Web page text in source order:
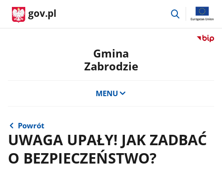
gov.pl
przejdź
Przejdź
Gmina
Zabrodzie
MENU
Powrót
UWAGA UPAŁY! JAK ZADBAĆ
O BEZPIECZEŃSTWO?